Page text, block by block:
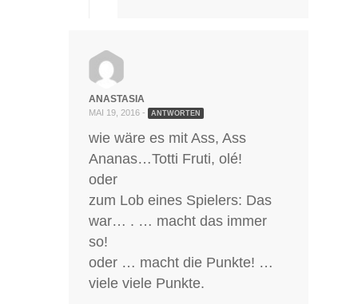
ANASTASIA
MAI 19, 2016 - ANTWORTEN
wie wäre es mit Ass, Ass
Ananas…Totti Fruti, olé!
oder
zum Lob eines Spielers: Das
war… . … macht das immer
so!
oder … macht die Punkte! …
viele viele Punkte.